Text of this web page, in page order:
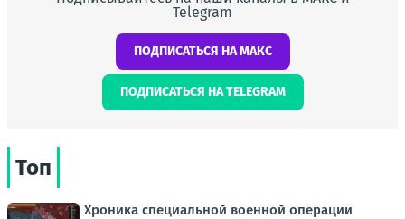
Telegram
ПОДПИСАТЬСЯ НА МАКС
ПОДПИСАТЬСЯ НА TELEGRAM
Топ
Хроника специальной военной операции